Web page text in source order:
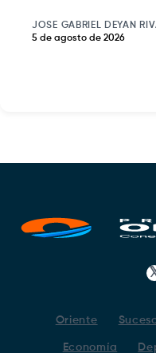
JOSE GABRIEL DEYAN
5 de agosto de 2026
Oriente
Economía